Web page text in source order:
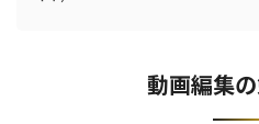
動画編集